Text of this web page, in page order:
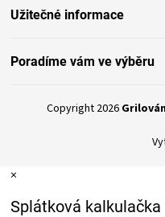
Užitečné informace
Poradíme vám ve výběru
Copyright 2026
×
Splátková kalkulačka